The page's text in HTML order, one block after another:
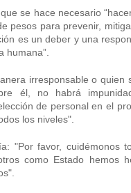
se hace necesario
pesos para prevenir,
es un deber y una
humana”.
irresponsable o
él, no habrá
de personal en el
los niveles".
"Por favor, cuidémonos
como Estado hemos